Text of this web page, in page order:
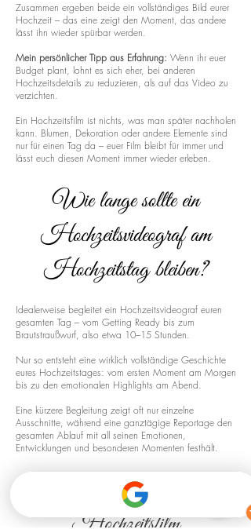
Zusammen ergeben beide ein vollständiges Bild eurer
Hochzeit – das eine zeigt den Moment, das andere
lässt ihn wieder spürbar werden.
Mein persönlicher Tipp aus Erfahrung: Wenn ihr euer
Budget plant, lohnt es sich eher, bei anderen
Hochzeitsdetails zu reduzieren, als auf das Video zu
verzichten.
Ein Hochzeitsfilm ist nichts, was man später nachholen
kann. Blumen, Dekoration oder andere Elemente sind
nur für einen Tag da – euer Film bleibt für immer und
lässt euch diesen Moment immer wieder erleben.
Wie lange sollte ein
Hochzeitsvideograf am
Hochzeitstag bleiben?
Idealerweise begleitet ein Hochzeitsvideograf euren
gesamten Tag – vom Getting Ready bis zum
Brautstraußwurf, also etwa 10–15 Stunden.
Nur so entsteht eine wirklich vollständige Geschichte
eures Hochzeitstages: vom ersten Moment am Morgen
bis zu den emotionalen Highlights am Abend.
Eine kürzere Begleitung zeigt oft nur einzelne
Ausschnitte, während eine ganztägige Reportage den
gesamten Ablauf mit all seinen Emotionen,
Entwicklungen und besonderen Momenten festhält.
Drohnenaufnahmen für euren